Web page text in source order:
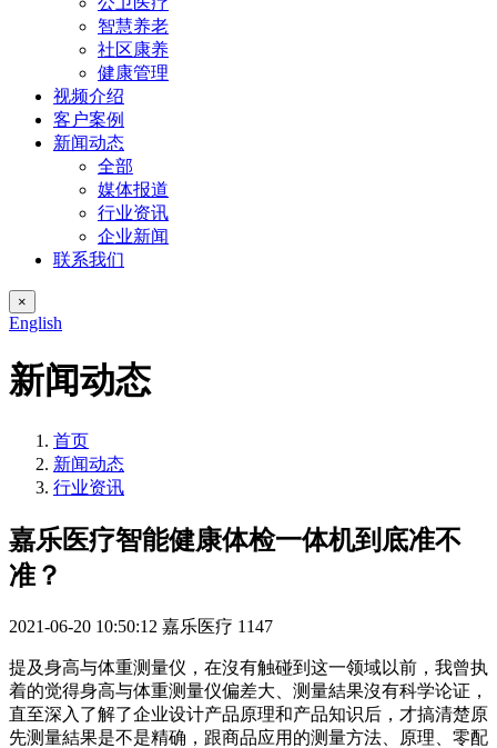
智慧养老
社区康养
健康管理
视频介绍
客户案例
新闻动态
全部
媒体报道
行业资讯
企业新闻
联系我们
×
English
新闻动态
首页
新闻动态
行业资讯
嘉乐医疗智能健康体检一体机到底准不
准？
2021-06-20 10:50:12 嘉乐医疗 1147
提及身高与体重测量仪，在沒有触碰到这一领域以前，我曾执
着的觉得身高与体重测量仪偏差大、测量結果沒有科学论证，
直至深入了解了企业设计产品原理和产品知识后，才搞清楚原
先测量結果是不是精确，跟商品应用的测量方法、原理、零配